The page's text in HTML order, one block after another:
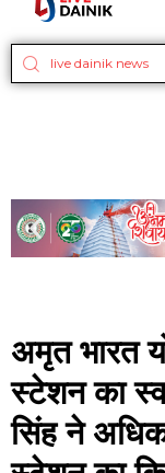
अमृत भारत
स्टेशन का
सिंह ने